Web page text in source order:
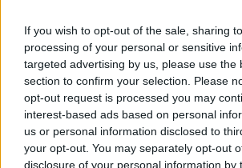
If you wish to opt-out of the sale, sharing
processing of your personal or sensitive
targeted advertising by us, please use the
section to confirm your selection. Please
opt-out request is processed you may
interest-based ads based on personal
us or personal information disclosed to
your opt-out. You may separately opt-out
disclosure of your personal information by